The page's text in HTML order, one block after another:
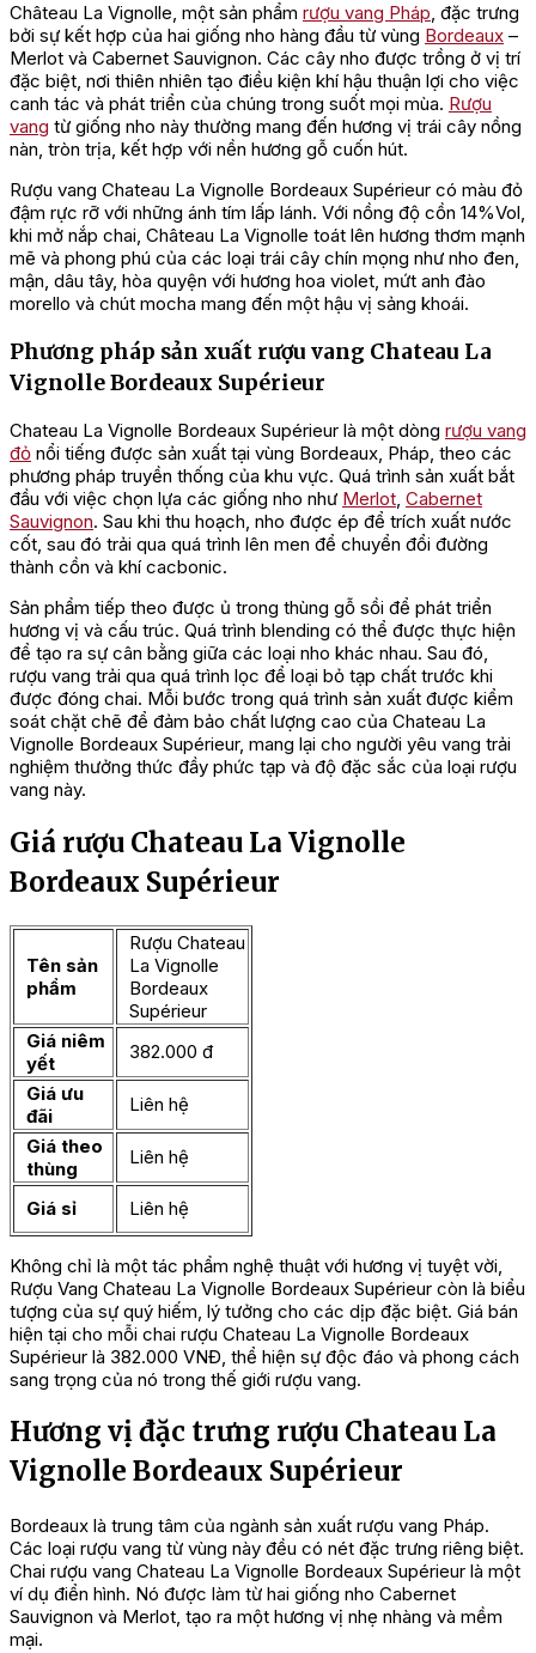
Château La Vignolle, một sản phẩm rượu vang Pháp, đặc trưng
bởi sự kết hợp của hai giống nho hàng đầu từ vùng Bordeaux –
Merlot và Cabernet Sauvignon. Các cây nho được trồng ở vị trí
đặc biệt, nơi thiên nhiên tạo điều kiện khí hậu thuận lợi cho việc
canh tác và phát triển của chúng trong suốt mọi mùa. Rượu
vang từ giống nho này thường mang đến hương vị trái cây nồng
nàn, tròn trịa, kết hợp với nền hương gỗ cuốn hút.
Rượu vang Chateau La Vignolle Bordeaux Supérieur có màu đỏ
đậm rực rỡ với những ánh tím lấp lánh. Với nồng độ cồn 14%Vol,
khi mở nắp chai, Château La Vignolle toát lên hương thơm mạnh
mẽ và phong phú của các loại trái cây chín mọng như nho đen,
mận, dâu tây, hòa quyện với hương hoa violet, mứt anh đào
morello và chút mocha mang đến một hậu vị sảng khoái.
Phương pháp sản xuất rượu vang Chateau La
Vignolle Bordeaux Supérieur
Chateau La Vignolle Bordeaux Supérieur là một dòng rượu vang
đỏ nổi tiếng được sản xuất tại vùng Bordeaux, Pháp, theo các
phương pháp truyền thống của khu vực. Quá trình sản xuất bắt
đầu với việc chọn lựa các giống nho như Merlot, Cabernet
Sauvignon. Sau khi thu hoạch, nho được ép để trích xuất nước
cốt, sau đó trải qua quá trình lên men để chuyển đổi đường
thành cồn và khí cacbonic.
Sản phẩm tiếp theo được ủ trong thùng gỗ sồi để phát triển
hương vị và cấu trúc. Quá trình blending có thể được thực hiện
để tạo ra sự cân bằng giữa các loại nho khác nhau. Sau đó,
rượu vang trải qua quá trình lọc để loại bỏ tạp chất trước khi
được đóng chai. Mỗi bước trong quá trình sản xuất được kiểm
soát chặt chẽ để đảm bảo chất lượng cao của Chateau La
Vignolle Bordeaux Supérieur, mang lại cho người yêu vang trải
nghiệm thưởng thức đầy phức tạp và độ đặc sắc của loại rượu
vang này.
Giá rượu Chateau La Vignolle
Bordeaux Supérieur
Tên sản
phẩm
Rượu Chateau
La Vignolle
Bordeaux
Supérieur
Giá niêm
yết
382.000 đ
Giá ưu
đãi
Liên hệ
Giá theo
thùng
Liên hệ
Giá sỉ Liên hệ
Không chỉ là một tác phẩm nghệ thuật với hương vị tuyệt vời,
Rượu Vang Chateau La Vignolle Bordeaux Supérieur còn là biểu
tượng của sự quý hiếm, lý tưởng cho các dịp đặc biệt. Giá bán
hiện tại cho mỗi chai rượu Chateau La Vignolle Bordeaux
Supérieur là 382.000 VNĐ, thể hiện sự độc đáo và phong cách
sang trọng của nó trong thế giới rượu vang.
Hương vị đặc trưng rượu Chateau La
Vignolle Bordeaux Supérieur
Bordeaux là trung tâm của ngành sản xuất rượu vang Pháp.
Các loại rượu vang từ vùng này đều có nét đặc trưng riêng biệt.
Chai rượu vang Chateau La Vignolle Bordeaux Supérieur là một
ví dụ điển hình. Nó được làm từ hai giống nho Cabernet
Sauvignon và Merlot, tạo ra một hương vị nhẹ nhàng và mềm
mại.